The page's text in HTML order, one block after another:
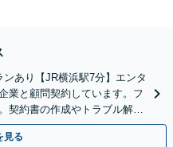
ンあり【JR横浜駅7分】エンタ
業と顧問契約しています。フ
契約書の作成やトラブル解決
見る